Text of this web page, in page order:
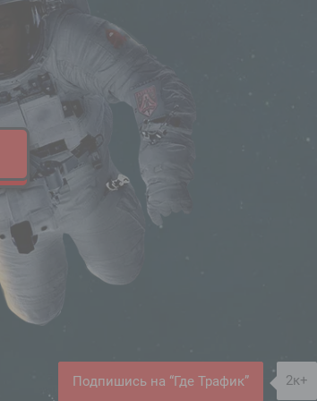
Подпишись на “Где Трафик” 2к+